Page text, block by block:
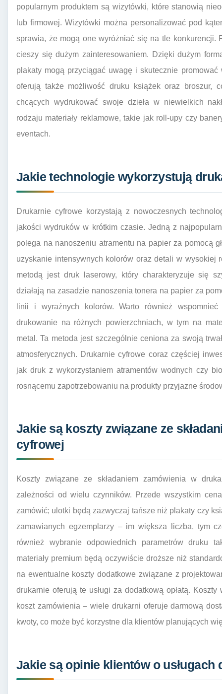
popularnym produktem są wizytówki, które stanowią
lub firmowej. Wizytówki można personalizować pod
sprawia, że mogą one wyróżniać się na tle konkurencji.
cieszy się dużym zainteresowaniem. Dzięki dużym
plakaty mogą przyciągać uwagę i skutecznie
oferują także możliwość druku książek oraz broszur,
chcących wydrukować swoje dzieła w niewielkich
rodzaju materiały reklamowe, takie jak roll-upy czy
eventach.
Jakie technologie wykorzystują
Drukarnie cyfrowe korzystają z nowoczesnych
jakości wydruków w krótkim czasie. Jedną z
polega na nanoszeniu atramentu na papier za pomocą
uzyskanie intensywnych kolorów oraz detali w wysokiej
metodą jest druk laserowy, który charakteryzuje się
działają na zasadzie nanoszenia tonera na papier za
linii i wyraźnych kolorów. Warto również
drukowanie na różnych powierzchniach, w tym na
metal. Ta metoda jest szczególnie ceniona za swoją
atmosferycznych. Drukarnie cyfrowe coraz częściej
jak druk z wykorzystaniem atramentów wodnych czy
rosnącemu zapotrzebowaniu na produkty przyjazne
Jakie są koszty związane ze
cyfrowej
Koszty związane ze składaniem zamówienia w
zależności od wielu czynników. Przede wszystkim
zamówić; ulotki będą zazwyczaj tańsze niż plakaty czy
zamawianych egzemplarzy – im większa liczba, tym
również wybranie odpowiednich parametrów druku
materiały premium będą oczywiście droższe niż
na ewentualne koszty dodatkowe związane z
drukarnie oferują te usługi za dodatkową opłatą. Koszty
koszt zamówienia – wiele drukarni oferuje darmową
kwoty, co może być korzystne dla klientów planujących
Jakie są opinie klientów o usługach